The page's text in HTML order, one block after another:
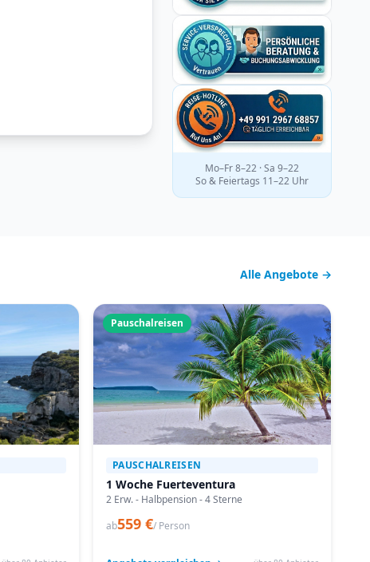
Mo–Fr 8–22 · Sa 9–22
So & Feiertags 11–22 Uhr
Alle Angebote →
Pauschalreisen
PAUSCHALREISEN
1 Woche Fuerteventura
2 Erw. - Halbpension - 4 Sterne
ab559 €/ Person